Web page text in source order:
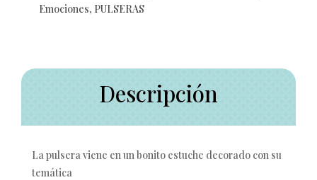
Emociones, PULSERAS
Descripción
La pulsera viene en un bonito estuche decorado con su
temática